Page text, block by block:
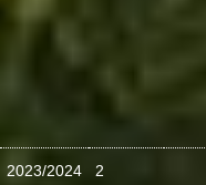
2023/2024 2